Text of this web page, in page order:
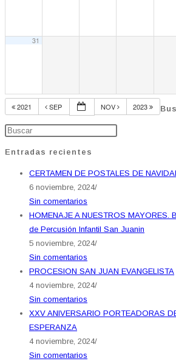
31
2021 SEP NOV 2023
Entradas recientes
CERTAMEN DE POSTALES DE
6 noviembre, 2024/
Sin comentarios
HOMENAJE A NUESTROS MAYORES.
de Percusión Infantil San Juanin
5 noviembre, 2024/
Sin comentarios
PROCESION SAN JUAN EVANGELISTA
4 noviembre, 2024/
Sin comentarios
XXV ANIVERSARIO PORTEADORAS
ESPERANZA
4 noviembre, 2024/
Sin comentarios